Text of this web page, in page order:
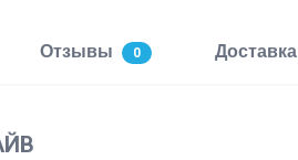
Отзывы 0 Доставка